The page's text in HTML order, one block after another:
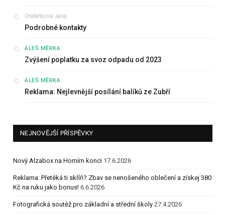
Onderkova Jana:
Podrobné kontakty
ALEŠ MĚRKA:
Zvýšení poplatku za svoz odpadu od 2023
ALEŠ MĚRKA:
Reklama: Nejlevnější posílání balíků ze Zubří
NEJNOVĚJŠÍ PŘÍSPĚVKY
Nový Alzabox na Horním konci 17.6.2026
Reklama: Přetéká ti skříň? Zbav se nenošeného oblečení a získej 380
Kč na ruku jako bonus! 6.6.2026
Fotografická soutěž pro základní a střední školy 27.4.2026